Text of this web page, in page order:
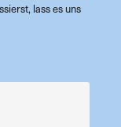
lass es uns